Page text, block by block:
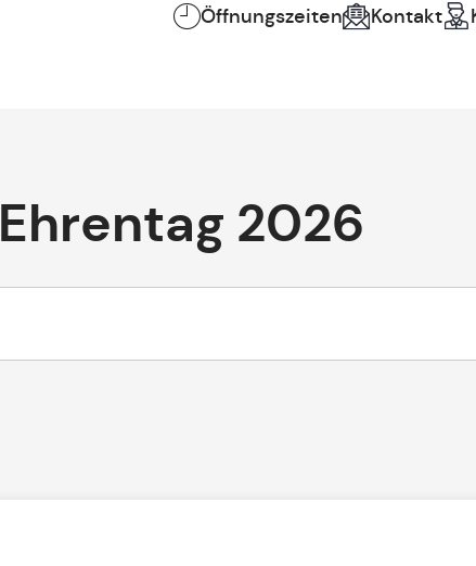
Öffnungszeiten Kontakt
Ehrentag 2026